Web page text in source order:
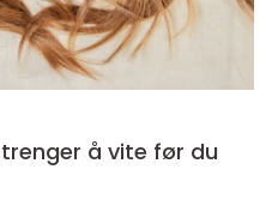
å vite før du